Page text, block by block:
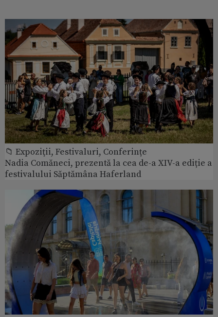
📁 Expoziţii, Festivaluri, Conferințe
Nadia Comăneci, prezentă la cea de-a XIV-a ediție a
festivalului Săptămâna Haferland